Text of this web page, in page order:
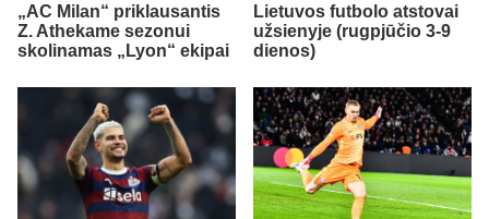
„AC Milan“ priklausantis
Z. Athekame sezonui
skolinamas „Lyon“ ekipai
Lietuvos futbolo atstovai
užsienyje (rugpjūčio 3-9
dienos)